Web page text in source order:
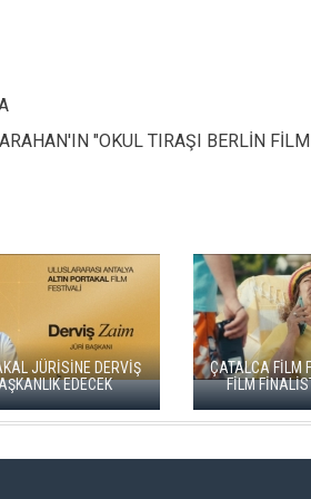
"OKUL TIRAŞI BERLİN
ONUR ÖDÜLLERİ
VE VAHİDE
PERÇİN'İN
ADANA